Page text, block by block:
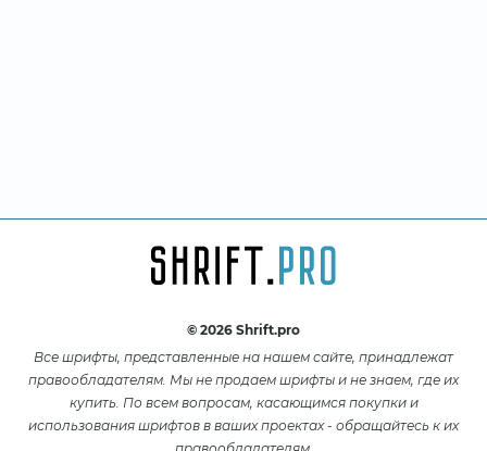
© 2026 Shrift.pro
Все шрифты, представленные на нашем сайте, принадлежат
правообладателям. Мы не продаем шрифты и не знаем, где их
купить. По всем вопросам, касающимся покупки и
использования шрифтов в ваших проектах - обращайтесь к их